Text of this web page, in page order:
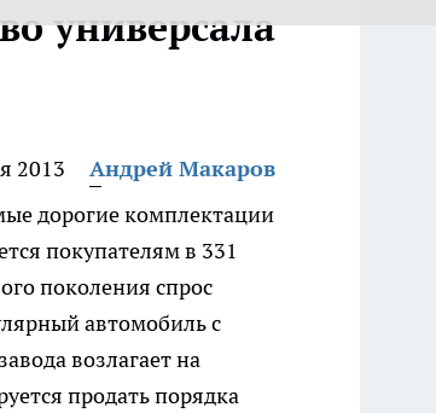
универсала
2013
Андрей Макаров
дорогие комплектации
покупателям в 331
поколения спрос
автомобиль с
возлагает на
продать порядка